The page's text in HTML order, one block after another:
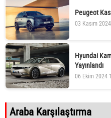
Peugeot
03 Kasım
Hyundai
Yayınlandı
06 Ekim 2024
Araba Karşılaştırma